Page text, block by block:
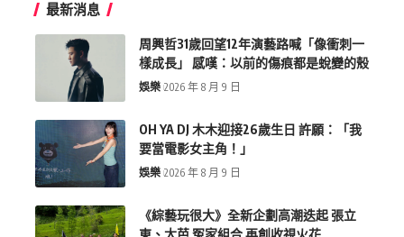
最新消息
周興哲31歲回望12年演藝路喊「像衝刺一
樣成長」 感嘆：以前的傷痕都是蛻變的殼
娛樂 2026 年 8 月 9 日
OH YA DJ 木木迎接26歲生日 許願：「我
要當電影女主角！」
娛樂 2026 年 8 月 9 日
《綜藝玩很大》全新企劃高潮迭起 張立